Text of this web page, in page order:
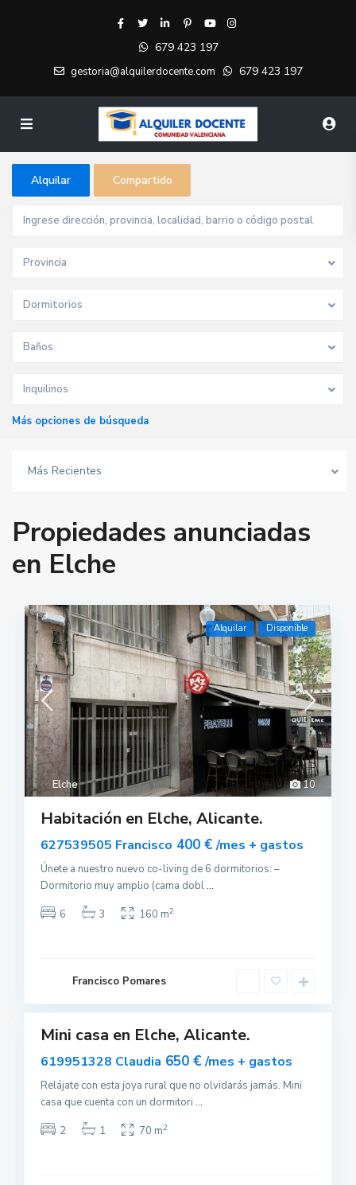
679 423 197
gestoria@alquilerdocente.com 679 423 197
Alquilar Compartido
Provincia
Dormitorios
Baños
Inquilinos
Más opciones de búsqueda
Más Recientes
Propiedades anunciadas
en Elche
10
Elche
Alquilar Disponible
Habitación en Elche, Alicante.
627539505 Francisco 400 €/mes + gastos
Únete a nuestro nuevo co-living de 6 dormitorios: –
Dormitorio muy amplio (cama dobl...
6
3 160 m2
Francisco Pomares
e
Mini casa en Elche, Alicante.
619951328 Claudia 650 €/mes + gastos
Relájate con esta joya rural que no olvidarás jamás. Mini
casa que cuenta con un dormitori ...
2
1 70 m2